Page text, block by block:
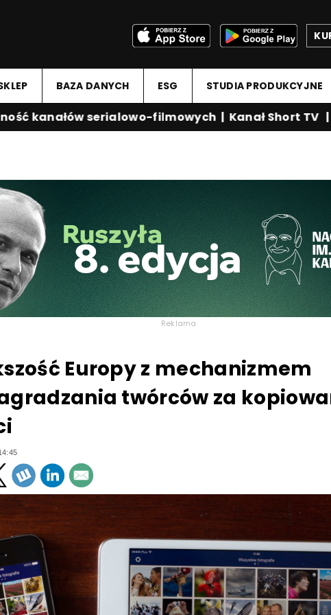
BAZA DANYCH ESG STUDIA PRODUKCYJNE
kanałów serialowo-filmowych|Kanał Short TV |
Reklama
Europy z mechanizmem
twórców za